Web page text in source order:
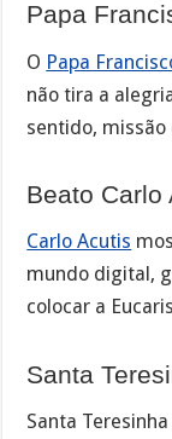
Papa
O Papa
não tira a
sentido, missão
Beato Carlo
Carlo Acutis
mundo digital,
colocar a
Santa
Santa